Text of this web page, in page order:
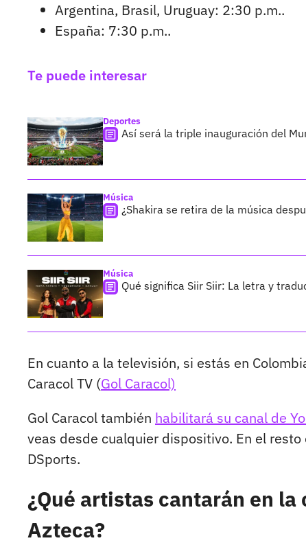
Argentina, Brasil, Uruguay: 2:30 p.m..
España: 7:30 p.m..
Te puede interesar
Deportes
Así será la triple inauguración del
Música
¿Shakira se retira de la música
Música
Qué significa Siir Siir: La letra y
En cuanto a la televisión, si estás en
Caracol TV (Gol Caracol)
Gol Caracol también habilitará su canal de
veas desde cualquier dispositivo. En el
DSports.
¿Qué artistas cantarán en
Azteca?